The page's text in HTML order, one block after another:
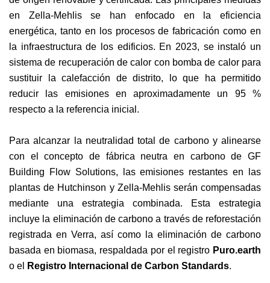
en Zella-Mehlis se han enfocado en la eficiencia
energética, tanto en los procesos de fabricación como en
la infraestructura de los edificios. En 2023, se instaló un
sistema de recuperación de calor con bomba de calor para
sustituir la calefacción de distrito, lo que ha permitido
reducir las emisiones en aproximadamente un 95 %
respecto a la referencia inicial.
Para alcanzar la neutralidad total de carbono y alinearse
con el concepto de fábrica neutra en carbono de GF
Building Flow Solutions, las emisiones restantes en las
plantas de Hutchinson y Zella-Mehlis serán compensadas
mediante una estrategia combinada. Esta estrategia
incluye la eliminación de carbono a través de reforestación
registrada en Verra, así como la eliminación de carbono
basada en biomasa, respaldada por el registro Puro.earth
o el
Registro Internacional de Carbon Standards.